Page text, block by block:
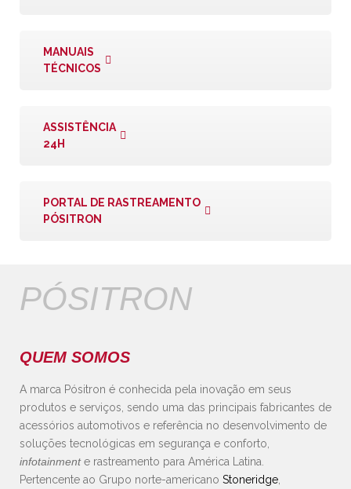
MANUAIS
TÉCNICOS
ASSISTÊNCIA
24H
PORTAL DE RASTREAMENTO
PÓSITRON
PÓSITRON
QUEM SOMOS
A marca Pósitron é conhecida pela inovação em seus
produtos e serviços, sendo uma das principais fabricantes de
acessórios automotivos e referência no desenvolvimento de
soluções tecnológicas em segurança e conforto,
infotainmente rastreamento para América Latina.
Pertencente ao Grupo norte-americano Stoneridge